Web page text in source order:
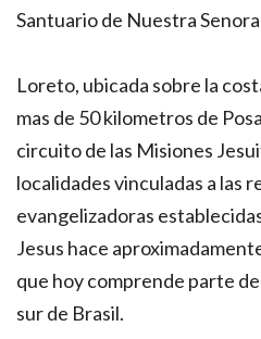
Santuario de Nuestra
Loreto, ubicada sobre la
mas de 50 kilometros de
circuito de las Misiones
localidades vinculadas a las
evangelizadoras
Jesus hace
que hoy comprende parte
sur de Brasil.